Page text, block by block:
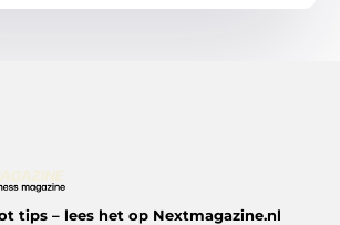
tips – lees het op Nextmagazine.nl